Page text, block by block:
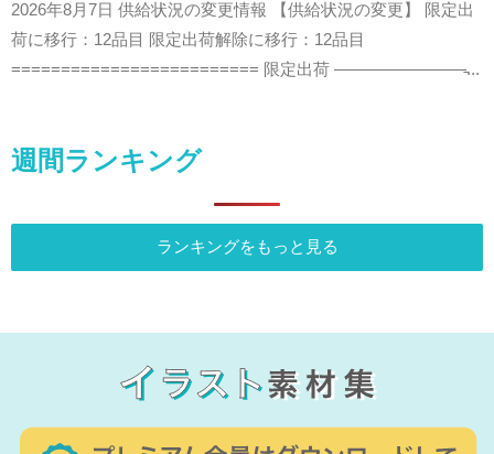
2026年8月7日 供給状況の変更情報 【供給状況の変更】 限定出
荷に移行：12品目 限定出荷解除に移行：12品目
========================= 限定出荷 ————————̵...
週間ランキング
ランキングをもっと見る